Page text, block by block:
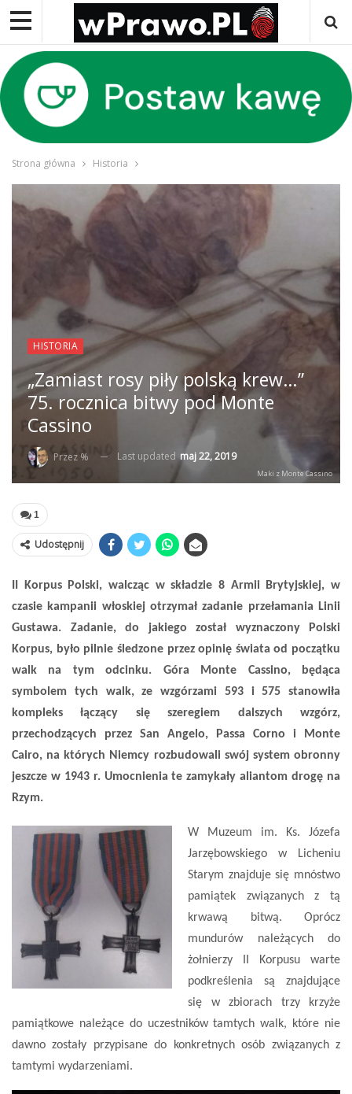
Strona główna Historia
HISTORIA
„Zamiast rosy piły polską krew…”
75. rocznica bitwy pod Monte
Cassino
Przez % Last updated maj 22, 2019
Maki z Monte Cassino
1
Udostępnij
II Korpus Polski, walcząc w składzie 8 Armii Brytyjskiej, w
czasie kampanii włoskiej otrzymał zadanie przełamania Linii
Gustawa. Zadanie, do jakiego został wyznaczony Polski
Korpus, było pilnie śledzone przez opinię świata od początku
walk na tym odcinku. Góra Monte Cassino, będąca
symbolem tych walk, ze wzgórzami 593 i 575 stanowiła
kompleks łączący się szeregiem dalszych wzgórz,
przechodzących przez San Angelo, Passa Corno i Monte
Cairo, na których Niemcy rozbudowali swój system obronny
jeszcze w 1943 r. Umocnienia te zamykały aliantom drogę na
Rzym.
W Muzeum im. Ks. Józefa
Jarzębowskiego w Licheniu
Starym znajduje się mnóstwo
pamiątek związanych z tą
krwawą bitwą. Oprócz
mundurów należących do
żołnierzy II Korpusu warte
podkreślenia są znajdujące
się w zbiorach trzy krzyże
pamiątkowe należące do uczestników tamtych walk, które nie
dawno zostały przypisane do konkretnych osób związanych z
tamtymi wydarzeniami.